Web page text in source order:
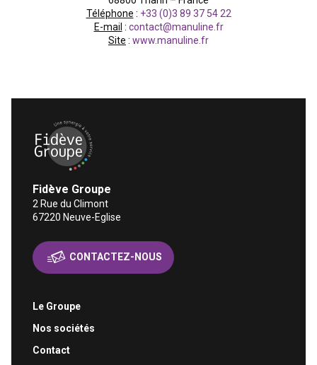
Téléphone : +33 (0)3 89 37 54 22
E-mail : contact@manuline.fr
Site : www.manuline.fr
Fidève Groupe Une synergie à votre service
Fidève Groupe
2 Rue du Climont
67220 Neuve-Eglise
CONTACTEZ-NOUS
Le Groupe
Nos sociétés
Contact